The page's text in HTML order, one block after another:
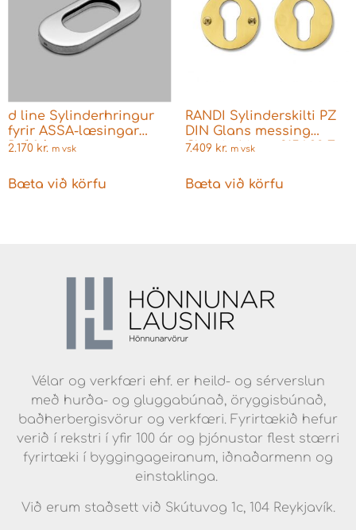
d line Sylinderhringur
fyrir ASSA-læsingar
Ryðfrír
2.170 kr. m vsk
Bæta við körfu
RANDI Sylinderskilti PZ
DIN Glans messing
Classic-Line p3156.92.E
7.409 kr. m vsk
Bæta við körfu
Vélar og verkfæri ehf. er heild- og sérverslun
með hurða- og gluggabúnað, öryggisbúnað,
baðherbergisvörur og verkfæri. Fyrirtækið hefur
verið í rekstri í yfir 100 ár og þjónustar flest stærri
fyrirtæki í byggingageiranum, iðnaðarmenn og
einstaklinga.
Við erum staðsett við Skútuvog 1c, 104 Reykjavík.